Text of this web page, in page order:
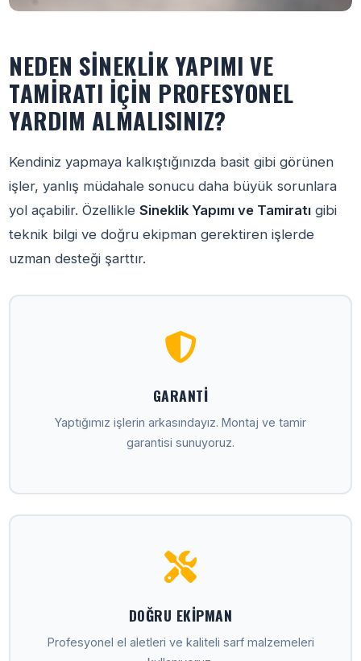
NEDEN SINEKLIK YAPIMI VE
TAMIRATI İÇIN PROFESYONEL
YARDIM ALMALISINIZ?
Kendiniz yapmaya kalkıştığınızda basit gibi görünen
işler, yanlış müdahale sonucu daha büyük sorunlara
yol açabilir. ÖzellikleSineklik Yapımı ve Tamiratı gibi
teknik bilgi ve doğru ekipman gerektiren işlerde
uzman desteği şarttır.
GARANTI
Yaptığımız işlerin arkasındayız. Montaj ve tamir
garantisi sunuyoruz.
DOĞRU EKIPMAN
Profesyonel el aletleri ve kaliteli sarf malzemeleri